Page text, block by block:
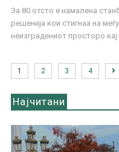
За 80 отсто е намалена
решенија кои стигнаа на
неизградениот просторо кај
1 2 3 4
Најчитани